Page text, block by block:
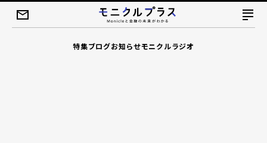
特集ブログお知らせモニクルラジオ